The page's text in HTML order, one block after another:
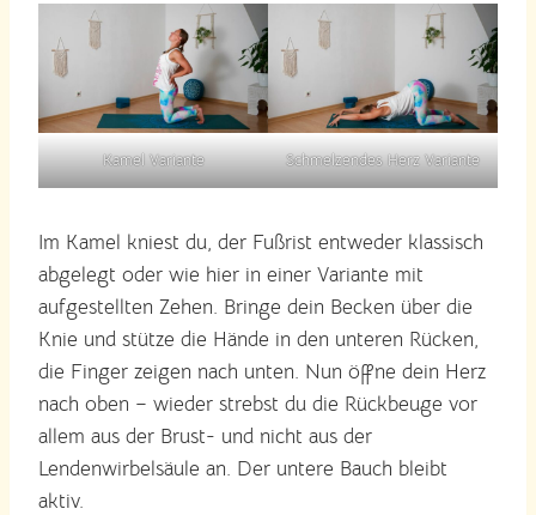
Kamel Variante Schmelzendes Herz Variante
Im Kamel kniest du, der Fußrist entweder klassisch
abgelegt oder wie hier in einer Variante mit
aufgestellten Zehen. Bringe dein Becken über die
Knie und stütze die Hände in den unteren Rücken,
die Finger zeigen nach unten. Nun öffne dein Herz
nach oben – wieder strebst du die Rückbeuge vor
allem aus der Brust- und nicht aus der
Lendenwirbelsäule an. Der untere Bauch bleibt
aktiv.